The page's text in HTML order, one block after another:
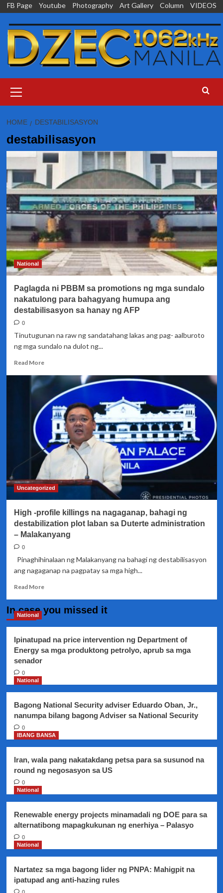
Skip
content
FB Page Youtube Photography Art Gallery Column VIDEOS
Menu
HOME DESTABILISASYON
destabilisasyon
National
Paglagda ni PBBM sa promotions ng mga sundalo
nakatulong para bahagyang humupa ang
destabilisasyon sa hanay ng AFP
0
Tinutugunan na raw ng sandatahang lakas ang pag- aalburoto
ng mga sundalo na dulot ng...
Read MoreRead
about
Paglagda
PBBM
promotions
ng
mga
sundalo
nakatulong
bahagyang
humupa
destabilisasyon
sa
hanay
Uncategorized
High -profile killings na nagaganap, bahagi ng
destabilization plot laban sa Duterte administration
– Malakanyang
0
Pinaghihinalaan ng Malakanyang na bahagi ng destabilisasyon
ang nagaganap na pagpatay sa mga high...
Read MoreRead
High
killings
na
laban
sa
administration
–
Malakanyang
In case you missed it
National
Ipinatupad na price intervention ng Department of
Energy sa mga produktong petrolyo, aprub sa mga
senador
0
National
Bagong National Security adviser Eduardo Oban, Jr.,
nanumpa bilang bagong Adviser sa National Security
0
IBANG BANSA
Iran, wala pang nakatakdang petsa para sa susunod na
round ng negosasyon sa US
0
National
Renewable energy projects minamadali ng DOE para sa
alternatibong mapagkukunan ng enerhiya – Palasyo
0
National
Nartatez sa mga bagong lider ng PNPA: Mahigpit na
ipatupad ang anti-hazing rules